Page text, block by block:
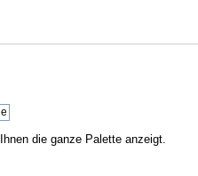
die ganze Palette anzeigt.